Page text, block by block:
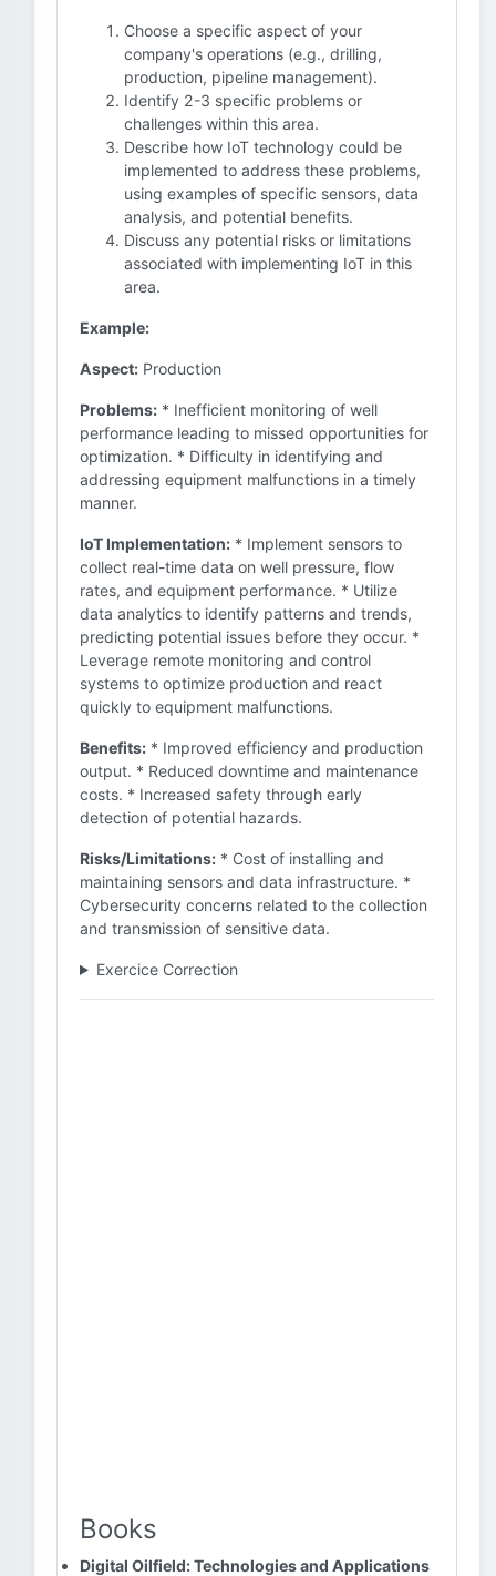
Choose a specific aspect of your
company's operations (e.g., drilling,
production, pipeline management).
Identify 2-3 specific problems or
challenges within this area.
Describe how IoT technology could be
implemented to address these problems,
using examples of specific sensors, data
analysis, and potential benefits.
Discuss any potential risks or limitations
associated with implementing IoT in this
area.
Example:
Aspect: Production
Problems: * Inefficient monitoring of well
performance leading to missed opportunities for
optimization. * Difficulty in identifying and
addressing equipment malfunctions in a timely
manner.
IoT Implementation: * Implement sensors to
collect real-time data on well pressure, flow
rates, and equipment performance. * Utilize
data analytics to identify patterns and trends,
predicting potential issues before they occur. *
Leverage remote monitoring and control
systems to optimize production and react
quickly to equipment malfunctions.
Benefits: * Improved efficiency and production
output. * Reduced downtime and maintenance
costs. * Increased safety through early
detection of potential hazards.
Risks/Limitations: * Cost of installing and
maintaining sensors and data infrastructure. *
Cybersecurity concerns related to the collection
and transmission of sensitive data.
Exercice Correction
Books
Digital Oilfield: Technologies and Applications